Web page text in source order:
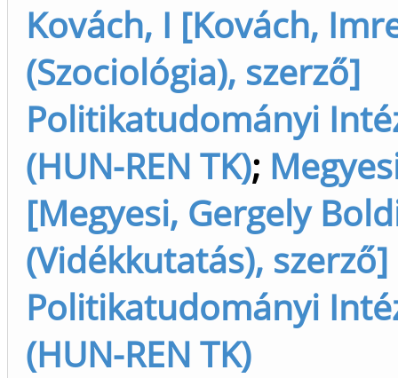
Kovách, I [Kovách,
(Szociológia), szerző]
Politikatudományi
(HUN-REN TK);
[Megyesi, Gergely
(Vidékkutatás), szerző]
Politikatudományi
(HUN-REN TK)